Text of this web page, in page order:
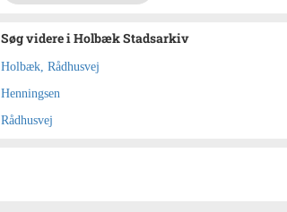
Søg videre i Holbæk Stadsarkiv
Holbæk, Rådhusvej
Henningsen
Rådhusvej